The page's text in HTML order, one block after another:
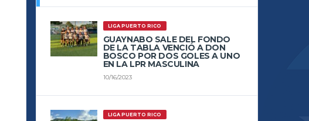
LIGA PUERTO RICO
GUAYNABO SALE DEL FONDO
DE LA TABLA VENCIÓ A DON
BOSCO POR DOS GOLES A UNO
EN LA LPR MASCULINA
10/16/2023
LIGA PUERTO RICO